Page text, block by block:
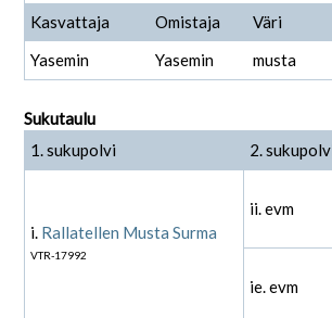
Kasvattaja
Omistaja
Väri
Yasemin
Yasemin musta
Sukutaulu
1. sukupolvi
2.
i. Rallatellen Musta Surma
VTR-17992
ii. evm
ie. evm